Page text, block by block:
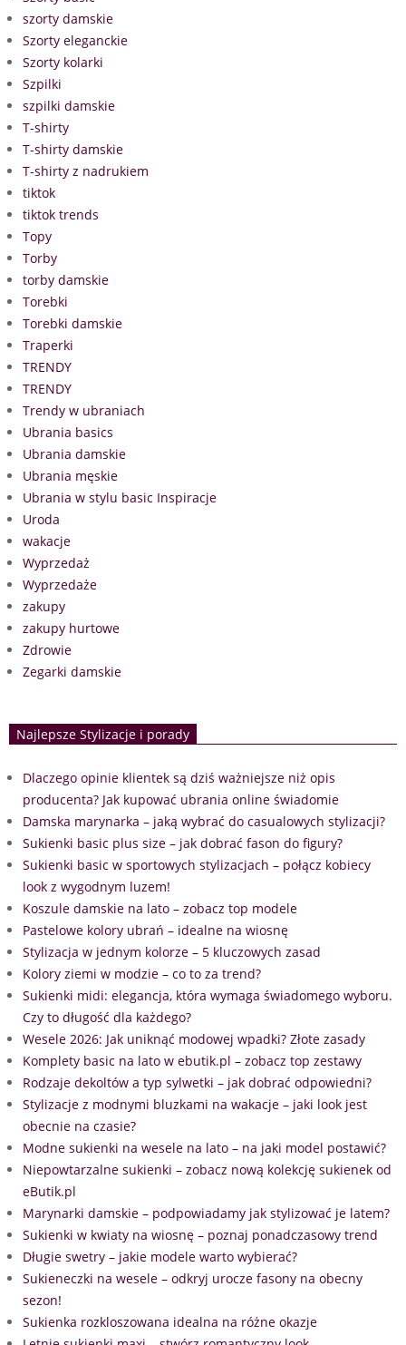
szorty damskie
Szorty eleganckie
Szorty kolarki
Szpilki
szpilki damskie
T-shirty
T-shirty damskie
T-shirty z nadrukiem
tiktok
tiktok trends
Topy
Torby
torby damskie
Torebki
Torebki damskie
Traperki
TRENDY
TRENDY
Trendy w ubraniach
Ubrania basics
Ubrania damskie
Ubrania męskie
Ubrania w stylu basic Inspiracje
Uroda
wakacje
Wyprzedaż
Wyprzedaże
zakupy
zakupy hurtowe
Zdrowie
Zegarki damskie
Najlepsze Stylizacje i porady
Dlaczego opinie klientek są dziś ważniejsze niż opis
producenta? Jak kupować ubrania online świadomie
Damska marynarka – jaką wybrać do casualowych stylizacji?
Sukienki basic plus size – jak dobrać fason do figury?
Sukienki basic w sportowych stylizacjach – połącz kobiecy
look z wygodnym luzem!
Koszule damskie na lato – zobacz top modele
Pastelowe kolory ubrań – idealne na wiosnę
Stylizacja w jednym kolorze – 5 kluczowych zasad
Kolory ziemi w modzie – co to za trend?
Sukienki midi: elegancja, która wymaga świadomego wyboru.
Czy to długość dla każdego?
Wesele 2026: Jak uniknąć modowej wpadki? Złote zasady
Komplety basic na lato w ebutik.pl – zobacz top zestawy
Rodzaje dekoltów a typ sylwetki – jak dobrać odpowiedni?
Stylizacje z modnymi bluzkami na wakacje – jaki look jest
obecnie na czasie?
Modne sukienki na wesele na lato – na jaki model postawić?
Niepowtarzalne sukienki – zobacz nową kolekcję sukienek od
eButik.pl
Marynarki damskie – podpowiadamy jak stylizować je latem?
Sukienki w kwiaty na wiosnę – poznaj ponadczasowy trend
Długie swetry – jakie modele warto wybierać?
Sukieneczki na wesele – odkryj urocze fasony na obecny
sezon!
Sukienka rozkloszowana idealna na różne okazje